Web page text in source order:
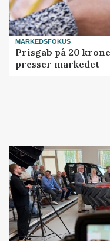
MARKEDSFOKUS
Prisgab på 20
presser markedet